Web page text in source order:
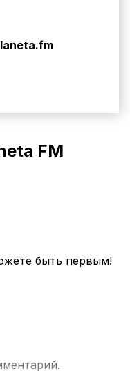
FM
быть первым!